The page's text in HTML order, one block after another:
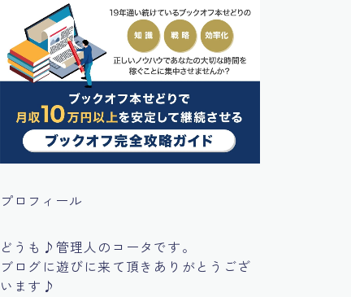
プロフィール
どうも♪管理人のコータです。
ブログに遊びに来て頂きありがとうござ
います♪